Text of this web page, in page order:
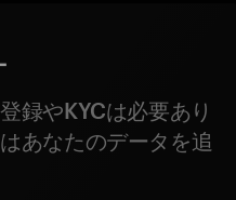
録やKYCは必要あり
あなたのデータを追